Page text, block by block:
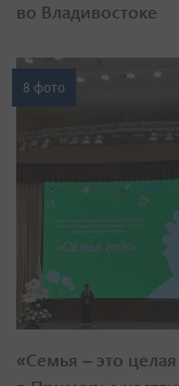
во Владивостоке
8 фото
«Семья – это